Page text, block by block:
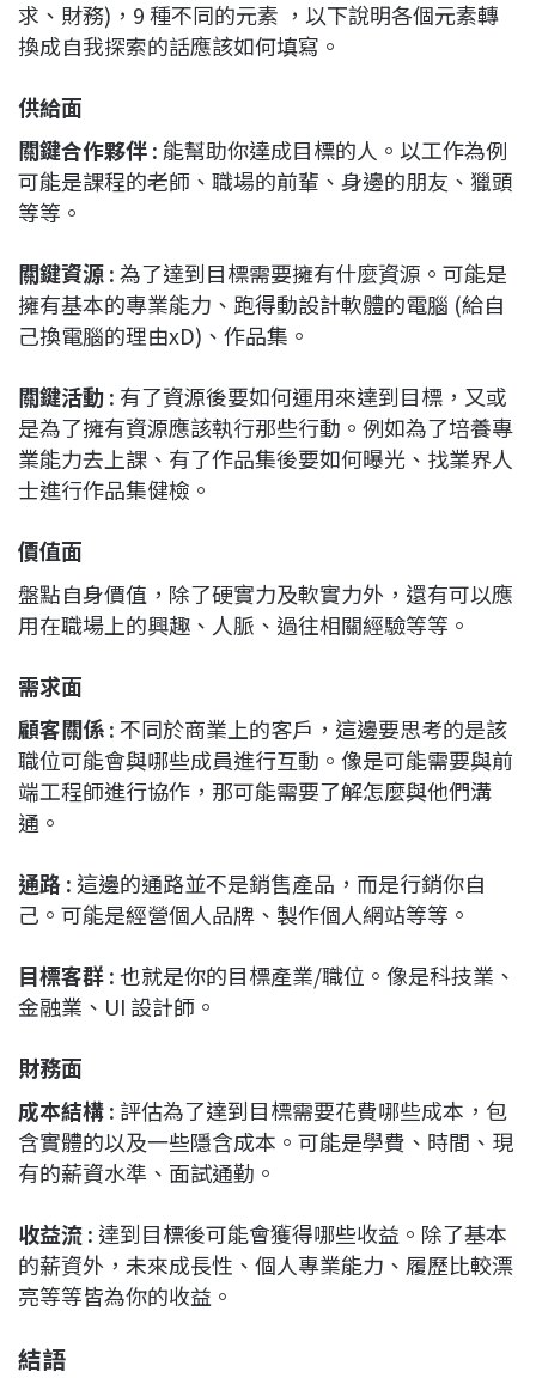
求、財務)，9 種不同的元素 ，以下說明各個元素轉
換成自我探索的話應該如何填寫。
供給面
關鍵合作夥伴 : 能幫助你達成目標的人。以工作為例
可能是課程的老師、職場的前輩、身邊的朋友、獵頭
等等。
關鍵資源 :為了達到目標需要擁有什麼資源。可能是
擁有基本的專業能力、跑得動設計軟體的電腦 (給自
己換電腦的理由xD)、作品集。
關鍵活動 : 有了資源後要如何運用來達到目標，又或
是為了擁有資源應該執行那些行動。例如為了培養專
業能力去上課、有了作品集後要如何曝光、找業界人
士進行作品集健檢。
價值面
盤點自身價值，除了硬實力及軟實力外，還有可以應
用在職場上的興趣、人脈、過往相關經驗等等。
需求面
顧客關係 :不同於商業上的客戶，這邊要思考的是該
職位可能會與哪些成員進行互動。像是可能需要與前
端工程師進行協作，那可能需要了解怎麼與他們溝
通。
通路 : 這邊的通路並不是銷售產品，而是行銷你自
己。可能是經營個人品牌、製作個人網站等等。
目標客群 :也就是你的目標產業/職位。像是科技業、
金融業、UI 設計師。
財務面
成本結構 : 評估為了達到目標需要花費哪些成本，包
含實體的以及一些隱含成本。可能是學費、時間、現
有的薪資水準、面試通勤。
收益流 : 達到目標後可能會獲得哪些收益。除了基本
的薪資外，未來成長性、個人專業能力、履歷比較漂
亮等等皆為你的收益。
結語